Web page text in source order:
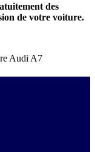
des
de votre voiture.
Audi A7